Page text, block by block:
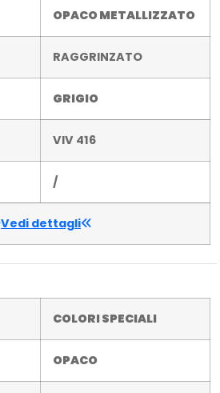
OPACO METALLIZZATO
RAGGRINZATO
GRIGIO
VIV 416
/
Vedi dettagli
COLORI SPECIALI
OPACO